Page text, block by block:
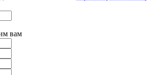
вам